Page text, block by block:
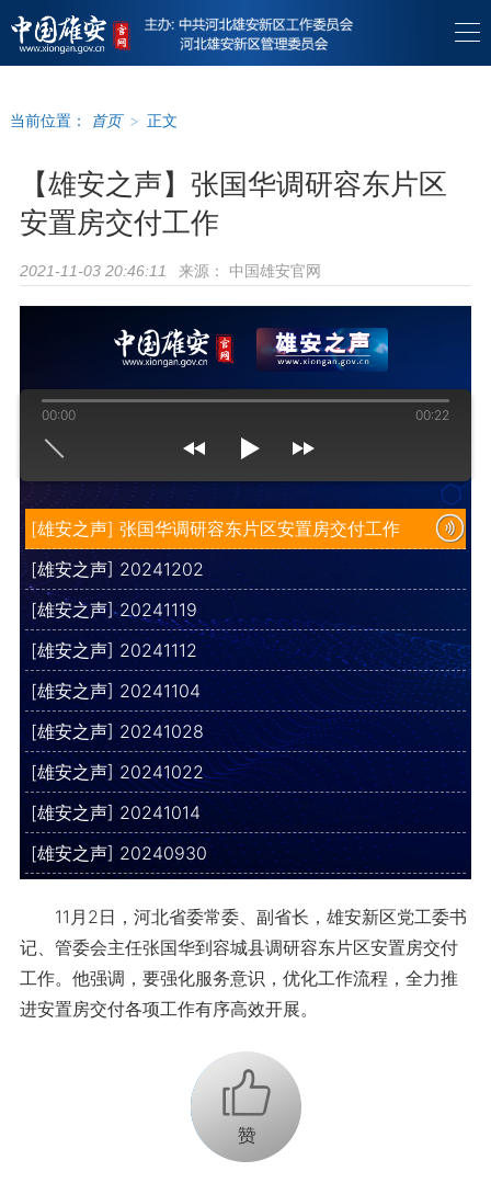
当前位置： 首页 > 正文
【雄安之声】张国华调研容东片区
安置房交付工作
2021-11-03 20:46:11 来源： 中国雄安官网
[雄安之声] 张国华调研容东片区安置房交付工作
[雄安之声] 20241202
[雄安之声] 20241119
[雄安之声] 20241112
[雄安之声] 20241104
[雄安之声] 20241028
[雄安之声] 20241022
[雄安之声] 20241014
[雄安之声] 20240930
00:00 00:22
11月2日，河北省委常委、副省长，雄安新区党工委书
记、管委会主任张国华到容城县调研容东片区安置房交付
工作。他强调，要强化服务意识，优化工作流程，全力推
进安置房交付各项工作有序高效开展。
+1